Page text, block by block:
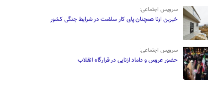
سرویس اجتماعی:
خیرین ازنا همچنان پای کار سلامت در شرایط جنگی کشور
سرویس اجتماعی:
حضور عروس و داماد ازنایی در قرارگاه انقلاب